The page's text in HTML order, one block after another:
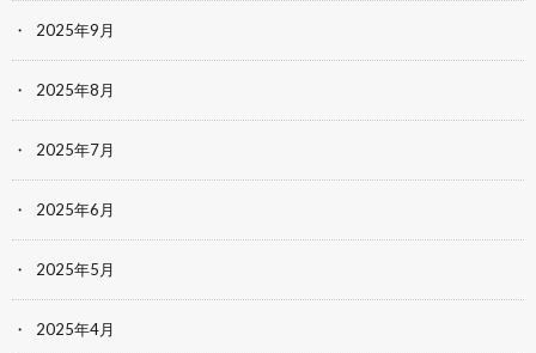
2025年9月
2025年8月
2025年7月
2025年6月
2025年5月
2025年4月